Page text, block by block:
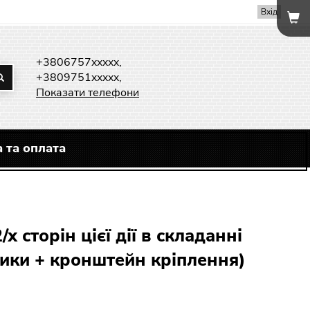
Вхід
+3806757xxxxx,
+3809751xxxxx,
Показати телефони
та оплата
цієї дії в складанні
+ кронштейн кріплення)